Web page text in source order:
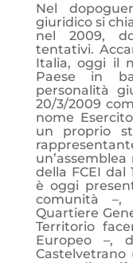
Nel
giuridico si
nel 2009,
tentativi.
Italia, oggi il
Paese in
personalità
20/3/2009
nome
un proprio
della FCEI dal
è oggi
comunità –,
Quartiere
Territorio
Europeo –,
Castelvetrano